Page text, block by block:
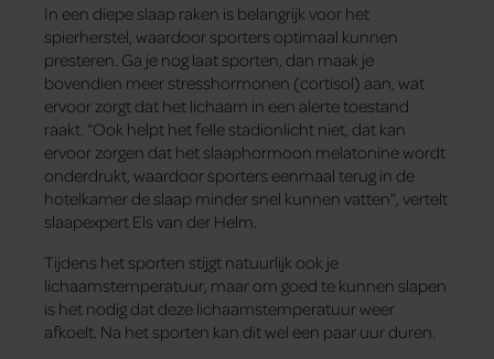
In een diepe slaap raken is belangrijk voor het
spierherstel, waardoor sporters optimaal kunnen
presteren. Ga je nog laat sporten, dan maak je
bovendien meer stresshormonen (cortisol) aan, wat
ervoor zorgt dat het lichaam in een alerte toestand
raakt. “Ook helpt het felle stadionlicht niet, dat kan
ervoor zorgen dat het slaaphormoon melatonine wordt
onderdrukt, waardoor sporters eenmaal terug in de
hotelkamer de slaap minder snel kunnen vatten”, vertelt
slaapexpert Els van der Helm.
Tijdens het sporten stijgt natuurlijk ook je
lichaamstemperatuur, maar om goed te kunnen slapen
is het nodig dat deze lichaamstemperatuur weer
afkoelt. Na het sporten kan dit wel een paar uur duren.